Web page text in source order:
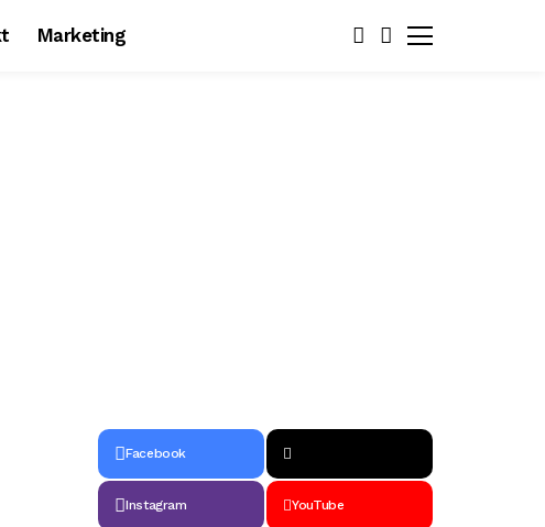
Marketing
Facebook
Instagram YouTube